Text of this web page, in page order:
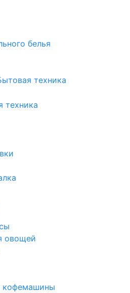
белья
техника
техника
овощей
кофемашины